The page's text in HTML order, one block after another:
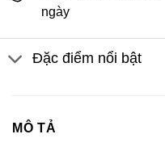
ngày
Đặc điểm nổi bật
MÔ TẢ